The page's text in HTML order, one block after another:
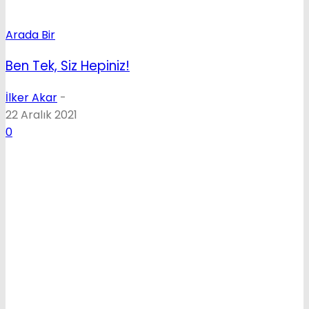
Arada Bir
Ben Tek, Siz Hepiniz!
İlker Akar -
22 Aralık 2021
0